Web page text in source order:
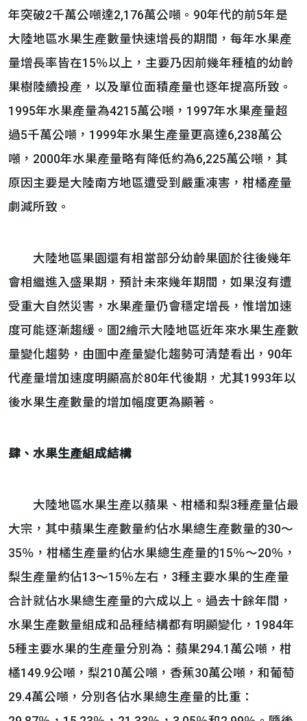
年突破2千萬公噸達2,176萬公噸。90年代的前5年是
大陸地區水果生產數量快速增長的期間，每年水果產
量增長率皆在15％以上，主要乃因前幾年種植的幼齡
果樹陸續投產，以及單位面積產量也逐年提高所致。
1995年水果產量為4215萬公噸，1997年水果產量超
過5千萬公噸，1999年水果生產量更高達6,238萬公
噸，2000年水果產量略有降低約為6,225萬公噸，其
原因主要是大陸南方地區遭受到嚴重凍害，柑橘產量
劇減所致。
大陸地區果園還有相當部分幼齡果園於往後幾年
會相繼進入盛果期，預計未來幾年期間，如果沒有遭
受重大自然災害，水果產量仍會穩定增長，惟增加速
度可能逐漸趨緩。圖2繪示大陸地區近年來水果生產數
量變化趨勢，由圖中產量變化趨勢可清楚看出，90年
代產量增加速度明顯高於80年代後期，尤其1993年以
後水果生產數量的增加幅度更為顯著。
肆、水果生產組成結構
大陸地區水果生產以蘋果、柑橘和梨3種產量佔最
大宗，其中蘋果生產數量約佔水果總生產數量的30～
35％，柑橘生產量約佔水果總生產量的15％～20％，
梨生產量約佔13～15％左右，3種主要水果的生產量
合計就佔水果總生產量的六成以上。過去十餘年間，
水果生產數量組成和品種結構都有明顯變化，1984年
5種主要水果的生產量分別為：蘋果294.1萬公噸，柑
橘149.9公噸，梨210萬公噸，香蕉30萬公噸，和葡萄
29.4萬公噸，分別各佔水果總生產量的比重：